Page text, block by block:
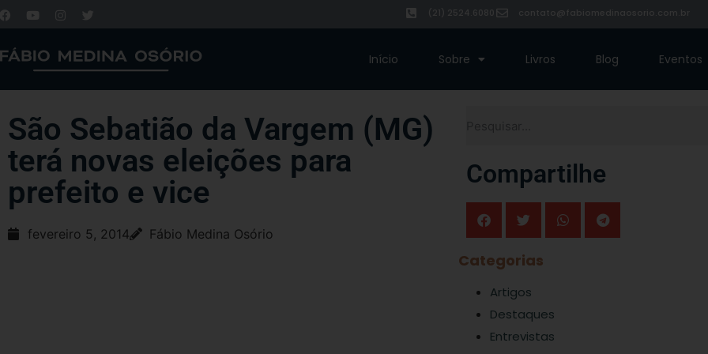
(21) 2524.6080 contato@fabiomedinaosorio.com.br
Início Sobre Livros Blog Eventos
São Sebatião da Vargem (MG)
terá novas eleições para
prefeito e vice
fevereiro 5, 2014 Fábio Medina Osório
Compartilhe
Categorias
Artigos
Destaques
Entrevistas